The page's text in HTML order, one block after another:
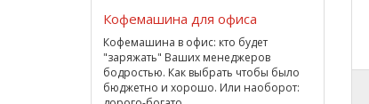
Кофемашина для офиса
Кофемашина в офис: кто будет
"заряжать" Ваших менеджеров
бодростью. Как выбрать чтобы было
бюджетно и хорошо. Или наоборот: